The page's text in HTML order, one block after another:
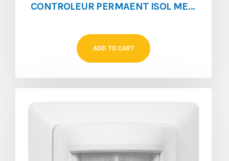
CONTROLEUR PERMAENT ISOL MEDICAL ISOMETER IR427-2
ADD TO CART